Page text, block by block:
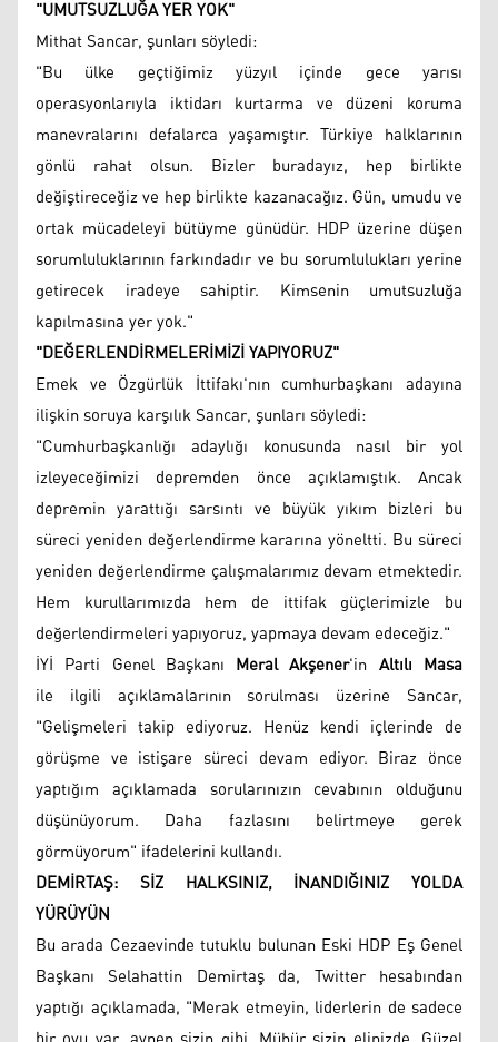
"UMUTSUZLUĞA YER YOK"
Mithat Sancar, şunları söyledi:
"Bu ülke geçtiğimiz yüzyıl içinde gece yarısı
operasyonlarıyla iktidarı kurtarma ve düzeni koruma
manevralarını defalarca yaşamıştır. Türkiye halklarının
gönlü rahat olsun. Bizler buradayız, hep birlikte
değiştireceğiz ve hep birlikte kazanacağız. Gün, umudu ve
ortak mücadeleyi bütüyme günüdür. HDP üzerine düşen
sorumluluklarının farkındadır ve bu sorumlulukları yerine
getirecek iradeye sahiptir. Kimsenin umutsuzluğa
kapılmasına yer yok."
"DEĞERLENDİRMELERİMİZİ YAPIYORUZ"
Emek ve Özgürlük İttifakı'nın cumhurbaşkanı adayına
ilişkin soruya karşılık Sancar, şunları söyledi:
"Cumhurbaşkanlığı adaylığı konusunda nasıl bir yol
izleyeceğimizi depremden önce açıklamıştık. Ancak
depremin yarattığı sarsıntı ve büyük yıkım bizleri bu
süreci yeniden değerlendirme kararına yöneltti. Bu süreci
yeniden değerlendirme çalışmalarımız devam etmektedir.
Hem kurullarımızda hem de ittifak güçlerimizle bu
değerlendirmeleri yapıyoruz, yapmaya devam edeceğiz."
İYİ Parti Genel Başkanı Meral Akşener'in Altılı Masa
ile ilgili açıklamalarının sorulması üzerine Sancar,
"Gelişmeleri takip ediyoruz. Henüz kendi içlerinde de
görüşme ve istişare süreci devam ediyor. Biraz önce
yaptığım açıklamada sorularınızın cevabının olduğunu
düşünüyorum. Daha fazlasını belirtmeye gerek
görmüyorum" ifadelerini kullandı.
DEMİRTAŞ: SİZ HALKSINIZ, İNANDIĞINIZ YOLDA
YÜRÜYÜN
Bu arada Cezaevinde tutuklu bulunan Eski HDP Eş Genel
Başkanı Selahattin Demirtaş da, Twitter hesabından
yaptığı açıklamada, "Merak etmeyin, liderlerin de sadece